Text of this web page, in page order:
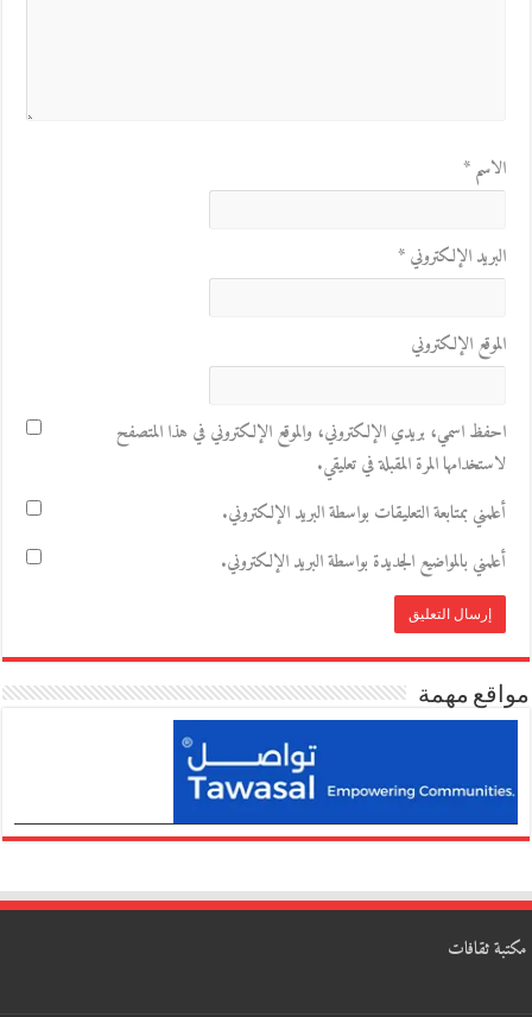
الاسم*
البريد الإلكتروني*
الموقع الإلكتروني
احفظ اسمي، بريدي الإلكتروني، والموقع الإلكتروني في هذا المتصفح
لاستخدامها المرة المقبلة في تعليقي.
أعلمني بمتابعة التعليقات بواسطة البريد الإلكتروني.
أعلمني بالمواضيع الجديدة بواسطة البريد الإلكتروني.
مواقع مهمة
مكتبة ثقافات